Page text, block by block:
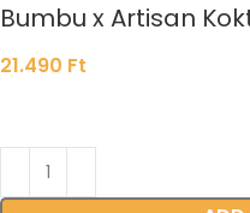
Bumbu x Artisan
21.490 Ft